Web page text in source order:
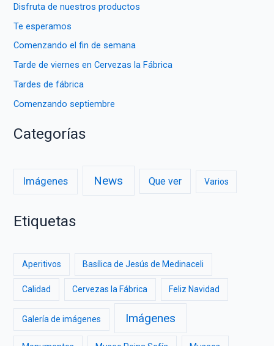
:Disfruta de nuestros productos
Te esperamos
Comenzando el fin de semana
Tarde de viernes en Cervezas la Fábrica
Tardes de fábrica
Comenzando septiembre
Categorías
Imágenes News Que ver Varios
Etiquetas
Aperitivos Basílica de Jesús de Medinaceli
Calidad Cervezas la Fábrica Feliz Navidad
Galería de imágenes Imágenes